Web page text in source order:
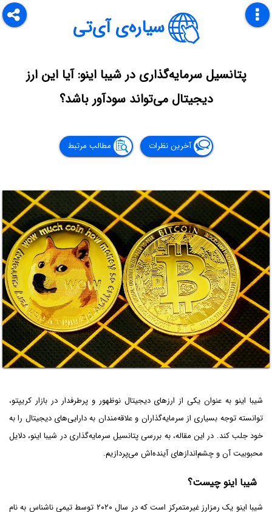
سیاره‌ی آی‌تی
پتانسیل سرمایه‌گذاری در شیبا اینو: آیا این ارز
دیجیتال می‌تواند سودآور باشد؟
آخرین نظرات مطالب مرتبط
شیبا اینو به عنوان یکی از ارزهای دیجیتال نوظهور و پرطرفدار در بازار کریپتو،
توانسته توجه بسیاری از سرمایه‌گذاران و علاقه‌مندان به دارایی‌های دیجیتال را به
خود جلب کند. در این مقاله، به بررسی پتانسیل سرمایه‌گذاری در شیبا اینو، دلایل
محبوبیت آن و چشم‌اندازهای آینده‌اش می‌پردازیم.
شیبا اینو چیست؟
شیبا اینو یک رمزارز غیرمتمرکز است که در سال ۲۰۲۰ توسط تیمی ناشناس به نام